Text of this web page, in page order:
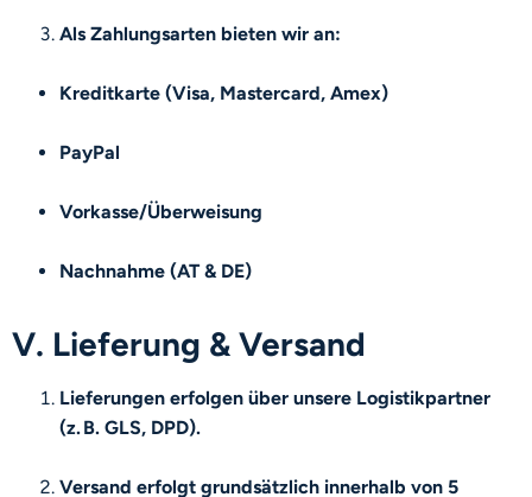
Als Zahlungsarten bieten wir an:
Kreditkarte (Visa, Mastercard, Amex)
PayPal
Vorkasse/Überweisung
Nachnahme (AT & DE)
V. Lieferung & Versand
Lieferungen erfolgen über unsere Logistikpartner
(z. B. GLS, DPD).
Versand erfolgt grundsätzlich innerhalb von 5